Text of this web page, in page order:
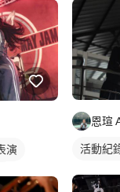
演
恩瑄
活動紀